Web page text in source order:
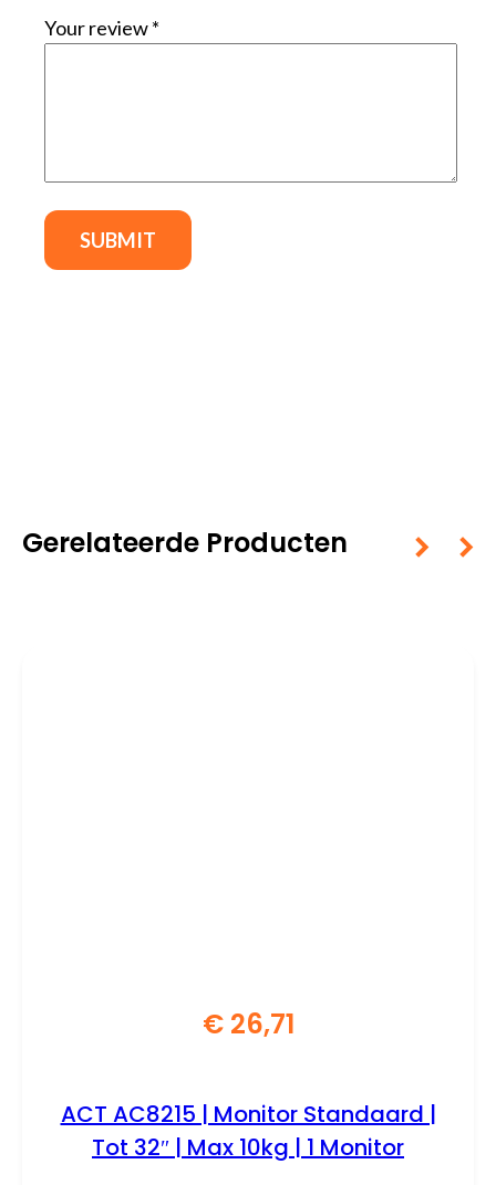
Your review*
Gerelateerde Producten
€26,71
ACT AC8215 | Monitor Standaard |
Tot 32″ | Max 10kg | 1 Monitor